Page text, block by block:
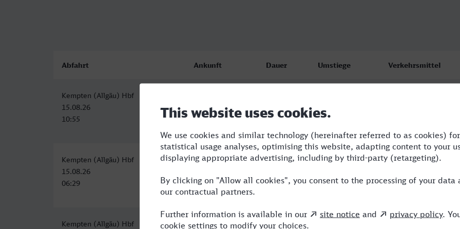
Abfahrt Ankunft Dauer Umstiege Verkehrsmittel
Kempten (Allgäu) Hbf
15.08.26
10:55
15.08.26
15:59
Kempten (Allgäu) Hbf
15.08.26
06:29
Neuss Hbf
11:59
5:30 3 RE,ERB,ICE
Kempten (Allgäu) Hbf
Neuss Hbf
5:33